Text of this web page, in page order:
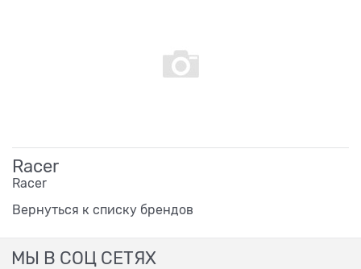
Racer
Racer
Вернуться к списку брендов
МЫ В СОЦ СЕТЯХ